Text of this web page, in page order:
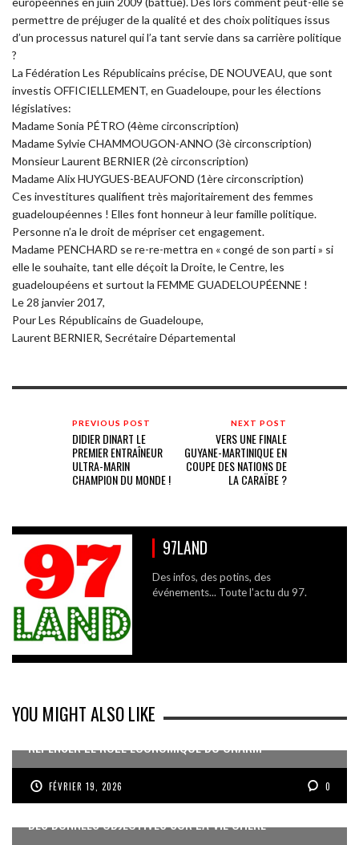
permettre de préjuger de la qualité et des choix politiques issus
d’un processus naturel qui l’a tant servie dans sa carrière politique
?
La Fédération Les Républicains précise, DE NOUVEAU, que sont
investis OFFICIELLEMENT, en Guadeloupe, pour les élections
législatives:
Madame Sonia PÉTRO (4ème circonscription)
Madame Sylvie CHAMMOUGON-ANNO (3è circonscription)
Monsieur Laurent BERNIER (2è circonscription)
Madame Alix HUYGUES-BEAUFOND (1ère circonscription)
Ces investitures qualifient très majoritairement des femmes
guadeloupéennes ! Elles font honneur à leur famille politique.
Personne n’a le droit de mépriser cet engagement.
Madame PENCHARD se re-re-mettra en « congé de son parti » si
elle le souhaite, tant elle déçoit la Droite, le Centre, les
guadeloupéens et surtout la FEMME GUADELOUPÉENNE !
Le 28 janvier 2017,
Pour Les Républicains de Guadeloupe,
Laurent BERNIER, Secrétaire Départemental
PREVIOUS POST
DIDIER DINART LE
PREMIER ENTRAÎNEUR
ULTRA-MARIN
CHAMPION DU MONDE !
NEXT POST
VERS UNE FINALE
GUYANE-MARTINIQUE EN
COUPE DES NATIONS DE
LA CARAÏBE ?
97LAND
Des infos, des potins, des
événements... Toute l'actu du 97.
YOU MIGHT ALSO LIKE
REPENSER LE RÔLE ÉCONOMIQUE DU CNARM
FÉVRIER 19, 2026 0
DES DONNÉES OBJECTIVES SUR LA VIE CHÈRE